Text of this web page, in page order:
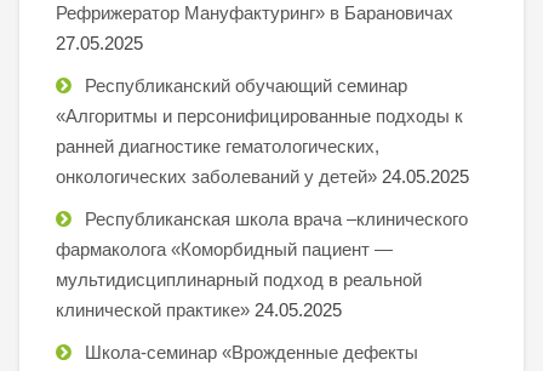
Рефрижератор Мануфактуринг» в Барановичах
27.05.2025
Республиканский обучающий семинар
«Алгоритмы и персонифицированные подходы к
ранней диагностике гематологических,
онкологических заболеваний у детей» 24.05.2025
Республиканская школа врача –клинического
фармаколога «Коморбидный пациент —
мультидисциплинарный подход в реальной
клинической практике» 24.05.2025
Школа-семинар «Врожденные дефекты